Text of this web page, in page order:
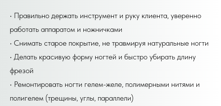
• Правильно держать инструмент и руку клиента, уверенно
работать аппаратом и ножничками
• Снимать старое покрытие, не травмируя натуральные ногти
• Делать красивую форму ногтей и быстро убирать длину
фрезой
• Ремонтировать ногти гелем-желе, полимерными нитями и
полигелем (трещины, углы, параллели)